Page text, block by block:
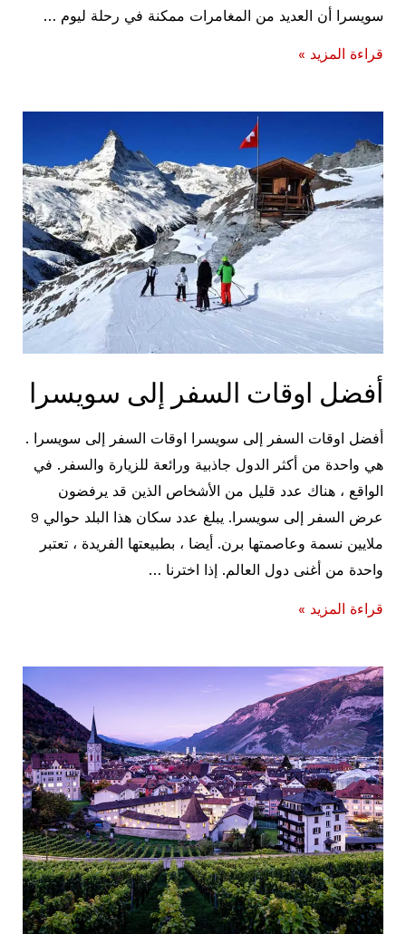
سويسرا أن العديد من المغامرات ممكنة في رحلة ليوم …
أفضل
زيورخ
قراءة المزيد »
أفضل اوقات السفر إلى سويسرا
أفضل اوقات السفر إلى سويسرا اوقات السفر إلى سويسرا .
هي واحدة من أكثر الدول جاذبية ورائعة للزيارة والسفر. في
الواقع ، هناك عدد قليل من الأشخاص الذين قد يرفضون
عرض السفر إلى سويسرا. يبلغ عدد سكان هذا البلد حوالي 9
ملايين نسمة وعاصمتها برن. أيضا ، بطبيعتها الفريدة ، تعتبر
واحدة من أغنى دول العالم. إذا اخترنا …
أفضل
إلى
سويسرا
قراءة المزيد »